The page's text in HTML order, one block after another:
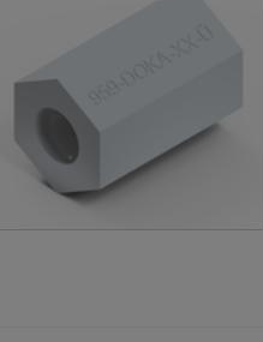
besoin de votre
vos données à caractère
révoquer, avec effet à
paramétrages des cookies